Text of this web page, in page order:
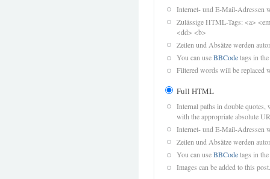
Internet- und E-Mail-Adressen
Zulässige HTML-Tags: <a>
<dd> <b>
Zeilen und Absätze werden
You can useBBCodetags in
Filtered words will be replaced
Full HTML
Internal paths in double quotes,
with the appropriate absolute
Internet- und E-Mail-Adressen
Zeilen und Absätze werden
You can useBBCodetags in
Images can be added to this post.